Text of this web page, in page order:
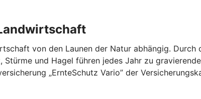
von den Launen der Natur abhängig.
und Hagel führen jedes Jahr zu
„ErnteSchutz Vario” der